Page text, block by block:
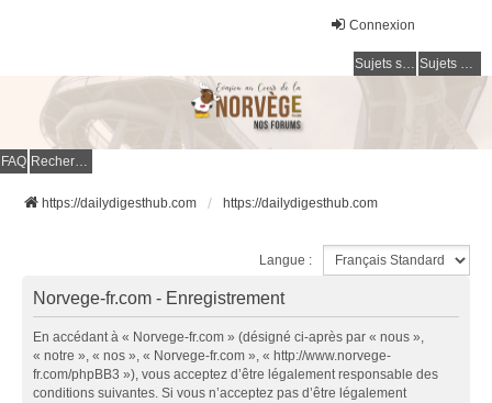
Connexion
Sujets sans réponse Sujets actifs
FAQ Rechercher
https://dailydigesthub.com https://dailydigesthub.com
Langue :
Norvege-fr.com - Enregistrement
En accédant à « Norvege-fr.com » (désigné ci-après par « nous »,
« notre », « nos », « Norvege-fr.com », « http://www.norvege-
fr.com/phpBB3 »), vous acceptez d’être légalement responsable des
conditions suivantes. Si vous n’acceptez pas d’être légalement